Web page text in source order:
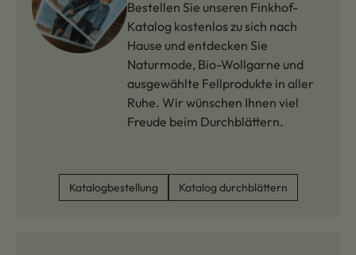
Bestellen Sie unseren Finkhof-
Katalog kostenlos zu sich nach
Hause und entdecken Sie
Naturmode, Bio-Wollgarne und
ausgewählte Fellprodukte in aller
Ruhe. Wir wünschen Ihnen viel
Freude beim Durchblättern.
Katalogbestellung Katalog durchblättern